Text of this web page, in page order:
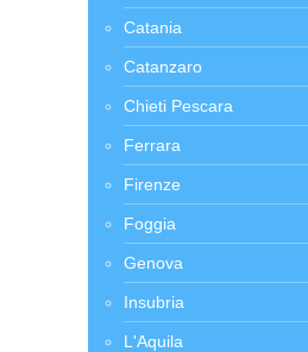
Catania
Catanzaro
Chieti Pescara
Ferrara
Firenze
Foggia
Genova
Insubria
L'Aquila